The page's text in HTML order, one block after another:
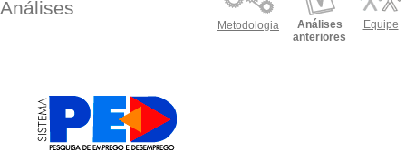
Metodologia
Análises
anteriores
Equipe
Análises